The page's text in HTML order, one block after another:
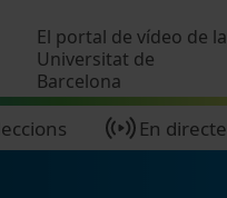
El portal de vídeo de la
Universitat de
Barcelona
En directe